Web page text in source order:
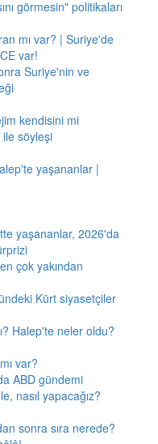
görmesin" politikaları
mı var? | Suriye'de
var!
Suriye'nin ve
kendisini mi
söyleşi
yaşananlar |
yaşananlar, 2026'da
çok yakından
Kürt siyasetçiler
Halep'te neler oldu?
var?
ABD gündemi
nasıl yapacağız?
sonra sıra nerede?